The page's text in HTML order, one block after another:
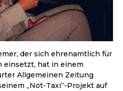
der sich ehrenamtlich für
einsetzt, hat in einem
Allgemeinen Zeitung
„Not-Taxi“-Projekt auf